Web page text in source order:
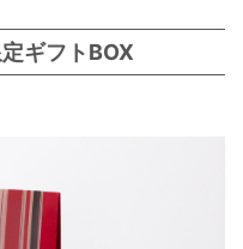
ギフトBOX